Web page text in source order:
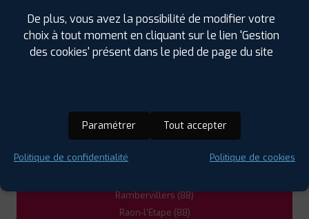
HORAIRES | +D'INFOS
RUE DE L'AVENIR CENTRE COMMERCIAL LECLERC
52200 SAINTS GEOSMES
0325873631
HORAIRES +D'INFOS
LES GARAGES PROFIL PLUS
Dombasle-sur-Meurthe (54)
Gérardmer (88)
Lunéville (54)
Luxeuil-les-Bains (70)
Rambervillers (88)
Raon-l'Étape (88)
De plus, vous avez la possibilité de modifier votre
choix à tout moment en cliquant sur le lien 'Gestion
des cookies' présent dans le pied de page du site
Paramétrer Tout accepter
Politique de confidentialité Politique de cookies